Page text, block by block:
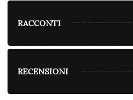
RACCONTI
RECENSIONI